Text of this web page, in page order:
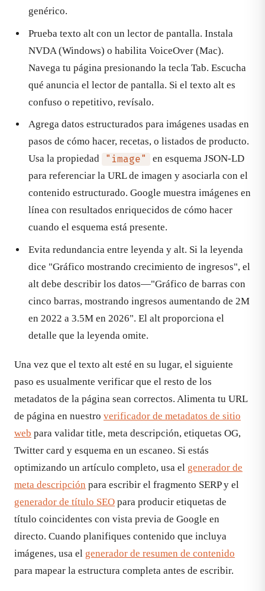
genérico.
Prueba texto alt con un lector de pantalla. Instala
NVDA (Windows) o habilita VoiceOver (Mac).
Navega tu página presionando la tecla Tab. Escucha
qué anuncia el lector de pantalla. Si el texto alt es
confuso o repetitivo, revísalo.
Agrega datos estructurados para imágenes usadas en
pasos de cómo hacer, recetas, o listados de producto.
Usa la propiedad
"image"
en esquema JSON-LD
para referenciar la URL de imagen y asociarla con el
contenido estructurado. Google muestra imágenes en
línea con resultados enriquecidos de cómo hacer
cuando el esquema está presente.
Evita redundancia entre leyenda y alt. Si la leyenda
dice "Gráfico mostrando crecimiento de ingresos", el
alt debe describir los datos—"Gráfico de barras con
cinco barras, mostrando ingresos aumentando de 2M
en 2022 a 3.5M en 2026". El alt proporciona el
detalle que la leyenda omite.
Una vez que el texto alt esté en su lugar, el siguiente
paso es usualmente verificar que el resto de los
metadatos de la página sean correctos. Alimenta tu URL
de página en nuestro verificador de metadatos de sitio
web para validar title, meta descripción, etiquetas OG,
Twitter card y esquema en un escaneo. Si estás
optimizando un artículo completo, usa el generador de
meta descripción para escribir el fragmento SERP y el
generador de título SEO para producir etiquetas de
título coincidentes con vista previa de Google en
directo. Cuando planifiques contenido que incluya
imágenes, usa el generador de resumen de contenido
para mapear la estructura completa antes de escribir.